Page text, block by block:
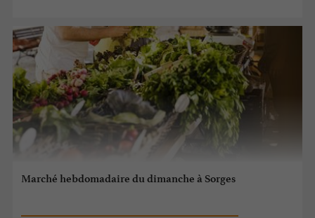
Marché hebdomadaire du dimanche à Sorges